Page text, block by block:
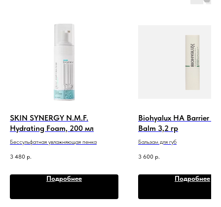
SKIN SYNERGY N.M.F.
Hydrating Foam, 200 мл
Бессульфатная увлажняющая пенка
3 480 р.
Подробнее
Biohyalux HA Barrier
Balm 3,2 гр
Бальзам для губ
3 600 р.
Подробнее